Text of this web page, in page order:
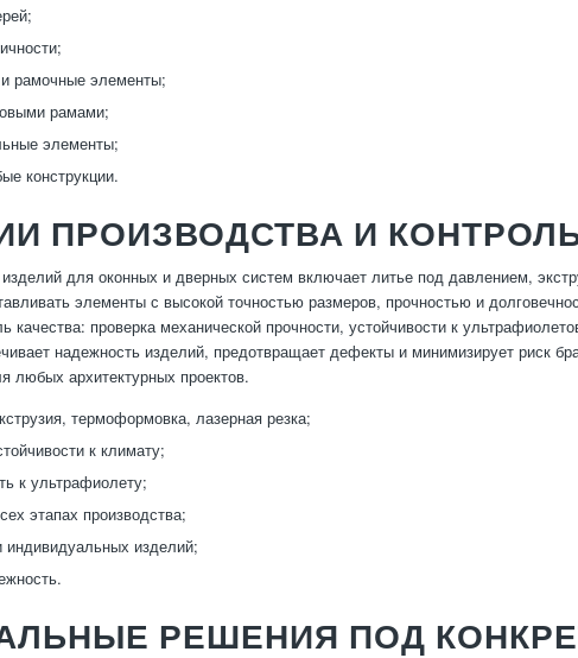
рамочные элементы;
рамами;
элементы;
конструкции.
ПРОИЗВОДСТВА И
для оконных и дверных систем включает литье под давлением,
элементы с высокой точностью размеров, прочностью и
качества: проверка механической прочности, устойчивости к
надежность изделий, предотвращает дефекты и минимизирует риск
любых архитектурных проектов.
термоформовка, лазерная резка;
к климату;
к ультрафиолету;
этапах производства;
изделий;
РЕШЕНИЯ ПОД